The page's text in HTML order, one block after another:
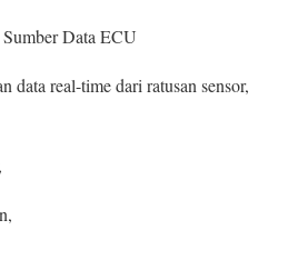
Data ECU
data real-time dari ratusan sensor,